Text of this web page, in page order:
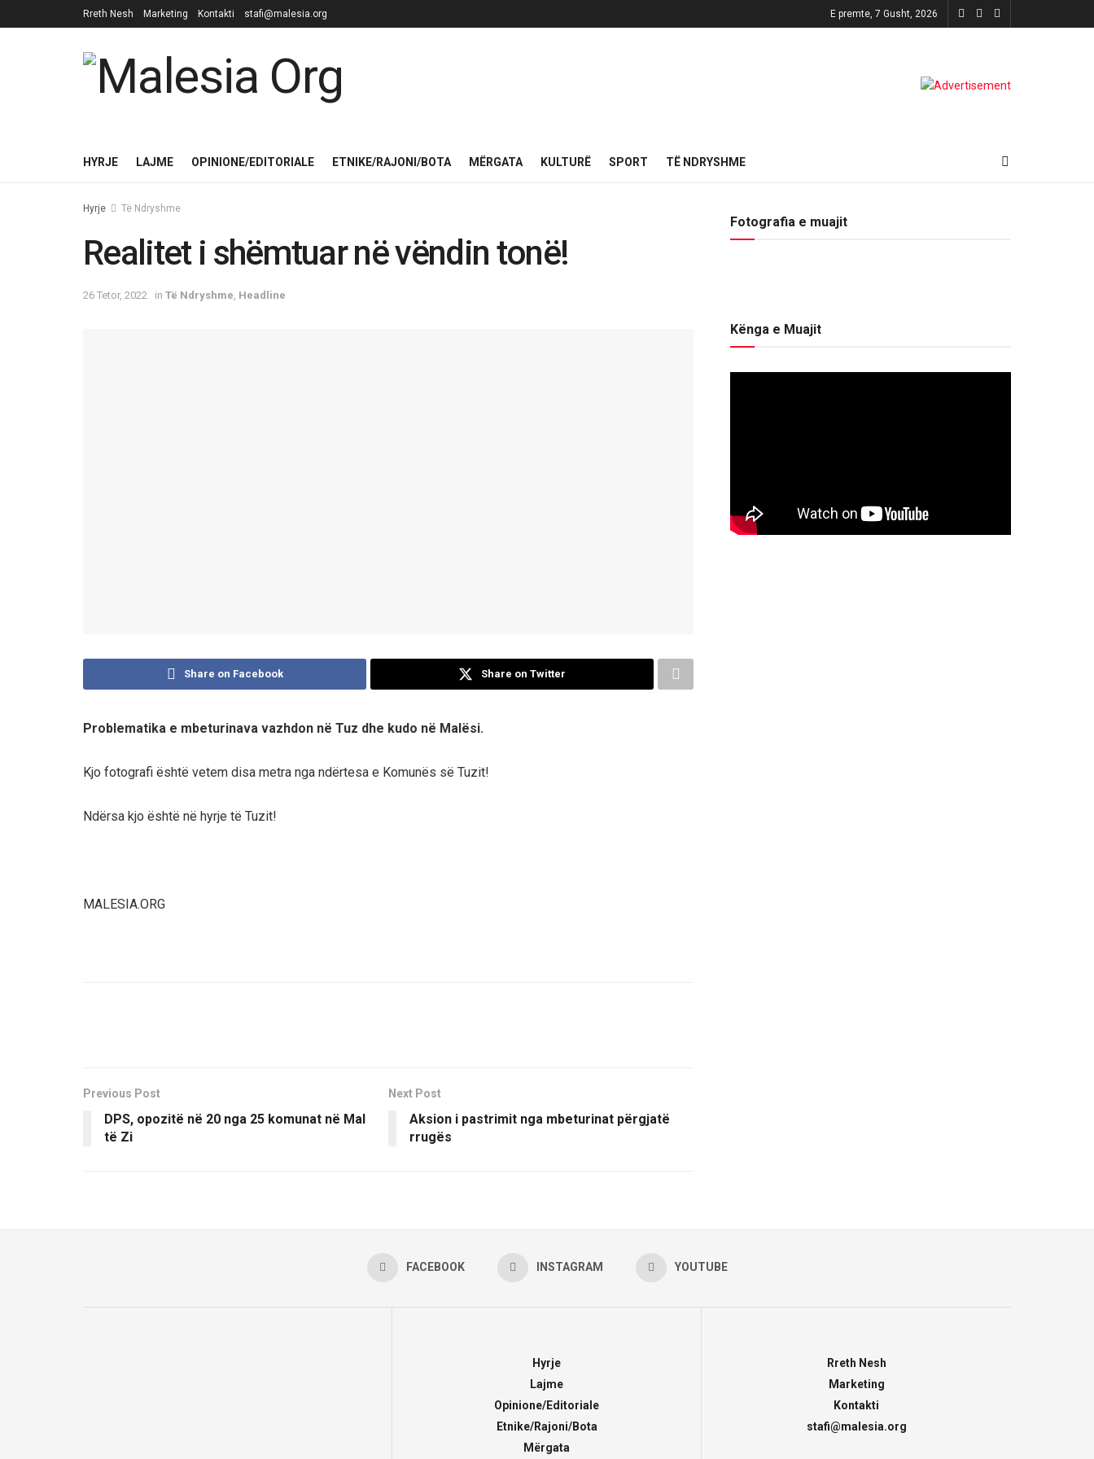
Rreth Nesh Marketing Kontakti stafi@malesia.org E premte, 7 Gusht, 2026
HYRJE LAJME OPINIONE/EDITORIALE ETNIKE/RAJONI/BOTA MËRGATA KULTURË SPORT TË NDRYSHME
Hyrje Të Ndryshme
Realitet i shëmtuar në vëndin tonë!
26 Tetor, 2022 in Të Ndryshme Headline
Share on Facebook Share on Twitter
Problematika e mbeturinava vazhdon në Tuz dhe kudo në Malësi.
Kjo fotografi është vetem disa metra nga ndërtesa e Komunës së Tuzit!
Ndërsa kjo është në hyrje të Tuzit!
MALESIA.ORG
Previous Post
DPS, opozitë në 20 nga 25 komunat në Mal
të Zi
Next Post
Aksion i pastrimit nga mbeturinat përgjatë
rrugës
Fotografia e muajit
Kënga e Muajit
FACEBOOK INSTAGRAM YOUTUBE
Hyrje
Lajme
Opinione/Editoriale
Etnike/Rajoni/Bota
Mërgata
Rreth Nesh
Marketing
Kontakti
stafi@malesia.org